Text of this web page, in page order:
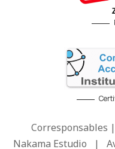
Corresponsables
Nakama Estudio |